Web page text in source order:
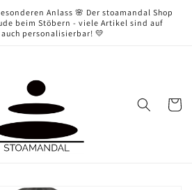
Anlass 🌸 Der stoamandal Shop
beim Stöbern - viele Artikel sind auf
auch personalisierbar! 💛